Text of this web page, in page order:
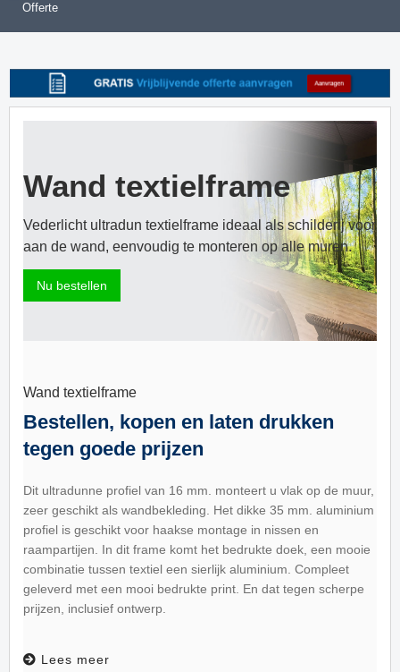
Offerte
Wand textielframe
Vederlicht ultradun textielframe ideaal als schilderij voor
aan de wand, eenvoudig te monteren op alle muren.
Nu bestellen
Wand textielframe
Bestellen, kopen en laten drukken
tegen goede prijzen
Dit ultradunne profiel van 16 mm. monteert u vlak op de muur,
zeer geschikt als wandbekleding. Het dikke 35 mm. aluminium
profiel is geschikt voor haakse montage in nissen en
raampartijen. In dit frame komt het bedrukte doek, een mooie
combinatie tussen textiel een sierlijk aluminium. Compleet
geleverd met een mooi bedrukte print. En dat tegen scherpe
prijzen, inclusief ontwerp.
Lees meer